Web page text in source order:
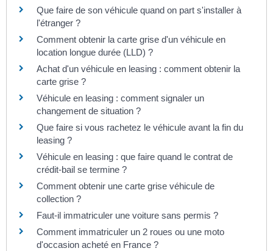
Que faire de son véhicule quand on part s'installer à
l'étranger ?
Comment obtenir la carte grise d'un véhicule en
location longue durée (LLD) ?
Achat d'un véhicule en leasing : comment obtenir la
carte grise ?
Véhicule en leasing : comment signaler un
changement de situation ?
Que faire si vous rachetez le véhicule avant la fin du
leasing ?
Véhicule en leasing : que faire quand le contrat de
crédit-bail se termine ?
Comment obtenir une carte grise véhicule de
collection ?
Faut-il immatriculer une voiture sans permis ?
Comment immatriculer un 2 roues ou une moto
d'occasion acheté en France ?